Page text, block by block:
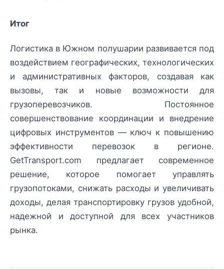
Итог
Логистика в Южном полушарии развивается под
воздействием географических, технологических
и административных факторов, создавая как
вызовы, так и новые возможности для
грузоперевозчиков. Постоянное
совершенствование координации и внедрение
цифровых инструментов — ключ к повышению
эффективности перевозок в регионе.
GetTransport.com предлагает современное
решение, которое помогает управлять
грузопотоками, снижать расходы и увеличивать
доходы, делая транспортировку грузов удобной,
надежной и доступной для всех участников
рынка.